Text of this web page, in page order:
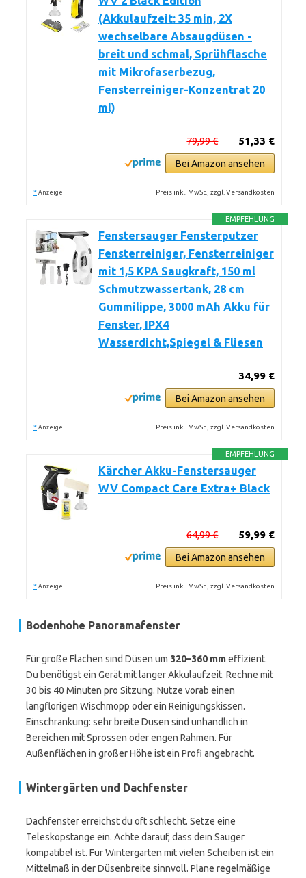
(Akkulaufzeit: 35 min, 2X
wechselbare Absaugdüsen -
breit und schmal, Sprühflasche
mit Mikrofaserbezug,
Fensterreiniger-Konzentrat 20
ml)
51,33 €
79,99 €
Bei Amazon ansehen
* Anzeige Preis inkl. MwSt., zzgl. Versandkosten
EMPFEHLUNG
Fenstersauger Fensterputzer
Fensterreiniger, Fensterreiniger
mit 1,5 KPA Saugkraft, 150 ml
Schmutzwassertank, 28 cm
Gummilippe, 3000 mAh Akku für
Fenster, IPX4
Wasserdicht,Spiegel & Fliesen
34,99 €
Bei Amazon ansehen
* Anzeige Preis inkl. MwSt., zzgl. Versandkosten
EMPFEHLUNG
Kärcher Akku-Fenstersauger
WV Compact Care Extra+ Black
59,99 €
64,99 €
Bei Amazon ansehen
* Anzeige Preis inkl. MwSt., zzgl. Versandkosten
Bodenhohe Panoramafenster
Für große Flächen sind Düsen um 320–360 mmeffizient.
Du benötigst ein Gerät mit langer Akkulaufzeit. Rechne mit
30 bis 40 Minuten pro Sitzung. Nutze vorab einen
langflorigen Wischmopp oder ein Reinigungskissen.
Einschränkung: sehr breite Düsen sind unhandlich in
Bereichen mit Sprossen oder engen Rahmen. Für
Außenflächen in großer Höhe ist ein Profi angebracht.
Wintergärten und Dachfenster
Dachfenster erreichst du oft schlecht. Setze eine
Teleskopstange ein. Achte darauf, dass dein Sauger
kompatibel ist. Für Wintergärten mit vielen Scheiben ist ein
Mittelmaß in der Düsenbreite sinnvoll. Plane regelmäßige